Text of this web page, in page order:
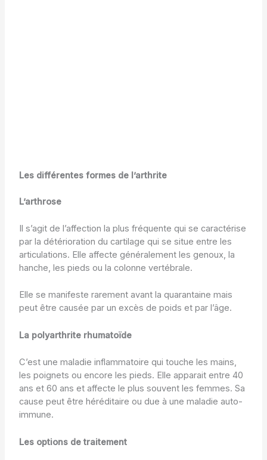
Les différentes formes de l’arthrite
L’arthrose
Il s’agit de l’affection la plus fréquente qui se caractérise
par la détérioration du cartilage qui se situe entre les
articulations. Elle affecte généralement les genoux, la
hanche, les pieds ou la colonne vertébrale.
Elle se manifeste rarement avant la quarantaine mais
peut être causée par un excès de poids et par l’âge.
La polyarthrite rhumatoïde
C’est une maladie inflammatoire qui touche les mains,
les poignets ou encore les pieds. Elle apparait entre 40
ans et 60 ans et affecte le plus souvent les femmes. Sa
cause peut être héréditaire ou due à une maladie auto-
immune.
Les options de traitement